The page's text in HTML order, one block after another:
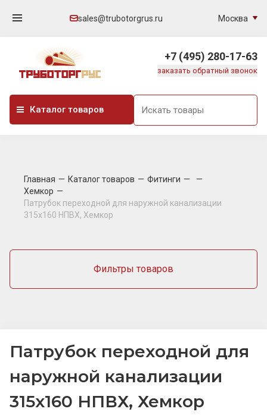
sales@trubotorgrus.ru Москва
Каталог товаров
+7 (495) 280-17-63
заказать обратный звонок
Главная Каталог товаров
Фитинги
Хемкор
Патрубок переходной для наружной канализации
315х160 НПВХ, Хемкор
Фильтры товаров
Патрубок переходной для
наружной канализации
315х160 НПВХ, Хемкор